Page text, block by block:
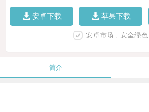
安卓下载 苹果下载
安卓市场，安全绿色
简介